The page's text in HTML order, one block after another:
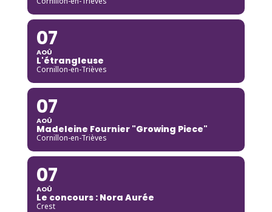
07
AOÛ
L'étrangleuse
Cornillon-en-Trièves
07
AOÛ
Madeleine Fournier "Growing Piece"
Cornillon-en-Trièves
07
AOÛ
Le concours : Nora Aurée
Crest